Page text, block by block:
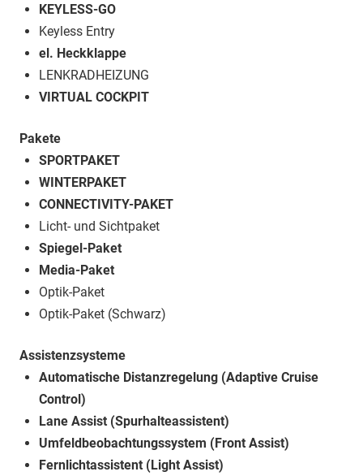
KEYLESS-GO
Keyless Entry
el. Heckklappe
LENKRADHEIZUNG
VIRTUAL COCKPIT
Pakete
SPORTPAKET
WINTERPAKET
CONNECTIVITY-PAKET
Licht- und Sichtpaket
Spiegel-Paket
Media-Paket
Optik-Paket
Optik-Paket (Schwarz)
Assistenzsysteme
Automatische Distanzregelung (Adaptive Cruise
Control)
Lane Assist (Spurhalteassistent)
Umfeldbeobachtungssystem (Front Assist)
Fernlichtassistent (Light Assist)